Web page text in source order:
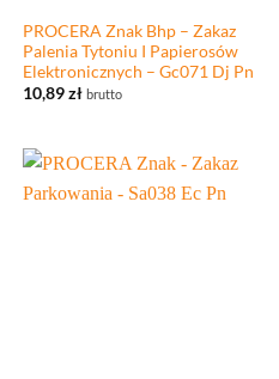
PROCERA Znak Bhp – Zakaz
Palenia Tytoniu I Papierosów
Elektronicznych – Gc071 Dj Pn
10,89zł brutto